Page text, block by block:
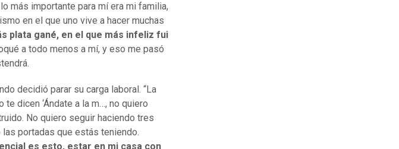
más importante para mí era mi familia,
en el que uno vive a hacer muchas
plata gané, en el que más infeliz fui
a todo menos a mí, y eso me pasó
decidió parar su carga laboral. “La
dicen ‘Ándate a la m…, no quiero
No quiero seguir haciendo tres
portadas que estás teniendo.
es esto, estar en mi casa con